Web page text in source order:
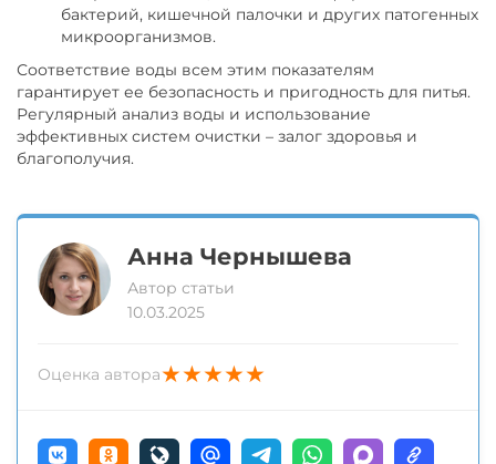
бактерий, кишечной палочки и других патогенных
микроорганизмов.
Соответствие воды всем этим показателям
гарантирует ее безопасность и пригодность для питья.
Регулярный анализ воды и использование
эффективных систем очистки – залог здоровья и
благополучия.
Анна Чернышева
Автор статьи
10.03.2025
Оценка автора★★★★★